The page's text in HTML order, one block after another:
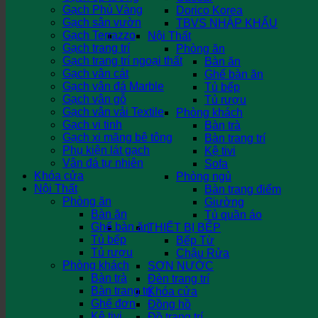
Dorico Korea
TBVS NHẬP KHẨU
Nội Thất
Phòng ăn
Bàn ăn
Ghế bàn ăn
Tủ bếp
Tủ rượu
Phòng khách
Bàn trà
Bàn trang trí
Kệ tivi
Sofa
Phòng ngủ
Bàn trang điểm
Giường
Tủ quần áo
THIẾT BỊ BẾP
Bếp Từ
Chậu Rửa
SƠN NƯỚC
Đèn trang trí
Khóa cửa
Đồng hồ
Gạch Phủ Vàng
Gạch sân vườn
Gạch Terrazzo
Gạch trang trí
Gạch trang trí ngoại thất
Gạch vân cát
Gạch vân đá Marble
Gạch vân gỗ
Gạch vân vải Textile
Gạch vi tinh
Gạch xi măng bê tông
Phụ kiện lát gạch
Vân đá tự nhiên
Khóa cửa
Nội Thất
Phòng ăn
Bàn ăn
Ghế bàn ăn
Tủ bếp
Tủ rượu
Phòng khách
Bàn trà
Bàn trang trí
Ghế đơn